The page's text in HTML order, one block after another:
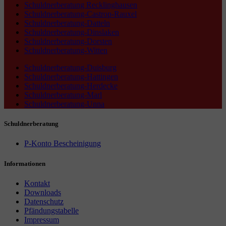
Schuldnerberatung Recklinghausen
Schuldnerberatung-Castrop-Rauxel
Schuldnerberatung-Datteln
Schuldnerberatung-Dinslaken
Schuldnerberatung-Dorsten
Schuldnerberatung-Witten
Schuldnerberatung-Duisburg
Schuldnerberatung-Hattingen
Schuldnerberatung-Herdecke
Schuldnerberatung-Marl
Schuldnerberatung-Unna
Schuldnerberatung
P-Konto Bescheinigung
Informationen
Kontakt
Downloads
Datenschutz
Pfändungstabelle
Impressum